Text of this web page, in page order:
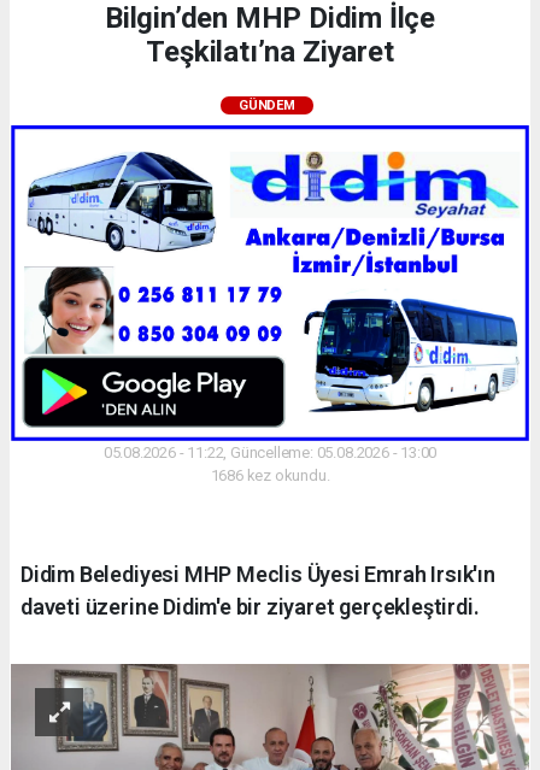
Bilgin’den MHP Didim İlçe
Teşkilatı’na Ziyaret
GÜNDEM
05.08.2026 - 11:22, Güncelleme: 05.08.2026 - 13:00
1686 kez okundu.
Didim Belediyesi MHP Meclis Üyesi Emrah Irsık'ın
daveti üzerine Didim'e bir ziyaret gerçekleştirdi.